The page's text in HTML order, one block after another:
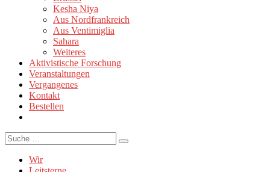
Kesha Niya
Aus Nordfrankreich
Aus Ventimiglia
Sahara
Weiteres
Aktivistische Forschung
Veranstaltungen
Vergangenes
Kontakt
Bestellen
Suche
Wir